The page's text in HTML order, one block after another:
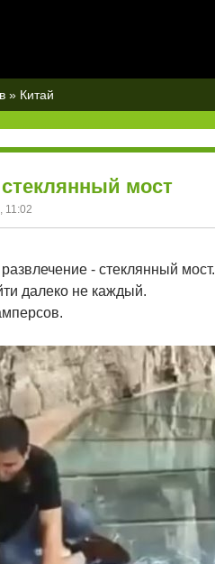
» Китай
мост
11:02
- стеклянный мост.
далеко не каждый.